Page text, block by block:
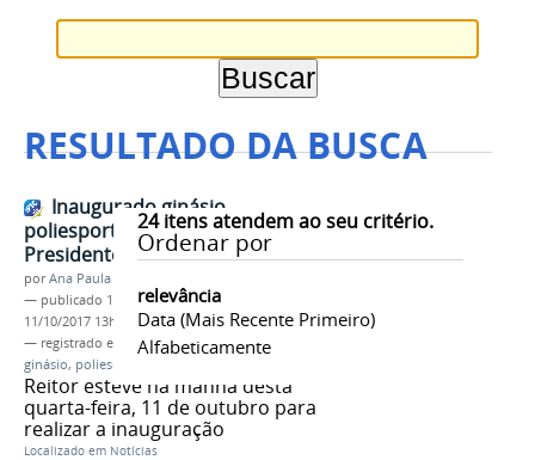
RESULTADO DA BUSCA
24itens atendem ao seu critério.
Ordenar por
relevância
Data (mais Recente Primeiro)
Alfabeticamente
Inaugurado ginásio
poliesportivo do Campus
Presidente Figueiredo
porAna Paula Batista
— publicado 11/10/2017—última modificação
11/10/2017 13h49
— registrado em:
Campus Presidente Figueiredo
ginásio, poliesportivo
Reitor esteve na manhã desta
quarta-feira, 11 de outubro para
realizar a inauguração
Localizado em Notícias